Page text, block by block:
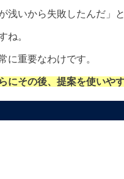
いから失敗したんだ」
ね。
に重要なわけです。
にその後、提案を使いや